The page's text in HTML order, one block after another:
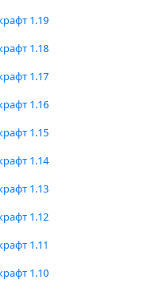
1.19
1.18
1.17
1.16
1.15
1.14
1.13
1.12
1.11
1.10